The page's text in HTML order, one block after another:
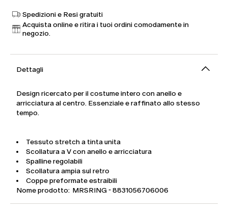
Spedizioni e Resi gratuiti
Acquista online e ritira i tuoi ordini comodamente in
negozio.
Dettagli
Design ricercato per il costume intero con anello e
arricciatura al centro. Essenziale e raffinato allo stesso
tempo.
Tessuto stretch a tinta unita
Scollatura a V con anello e arricciatura
Spalline regolabili
Scollatura ampia sul retro
Coppe preformate estraibili
Nome prodotto: MRSRING - 8831056706006